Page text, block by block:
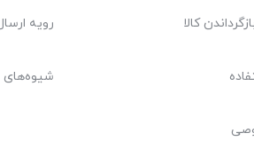
کالا رویه
شیوه‌های